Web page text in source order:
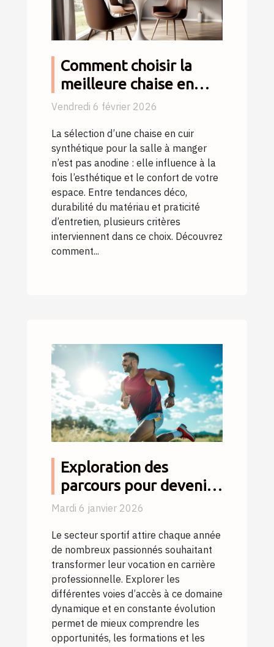
Comment choisir la
meilleure chaise en
cuir synthétique pour
Vendredi 6 février 2026
La sélection d’une chaise en cuir
synthétique pour la salle à manger
n’est pas anodine : elle influence à la
fois l’esthétique et le confort de votre
espace. Entre tendances déco,
durabilité du matériau et praticité
d’entretien, plusieurs critères
interviennent dans ce choix. Découvrez
comment...
Exploration des
parcours pour devenir
un professionnel
sportif
Mardi 6 janvier 2026
Le secteur sportif attire chaque année
de nombreux passionnés souhaitant
transformer leur vocation en carrière
professionnelle. Explorer les
différentes voies d’accès à ce domaine
dynamique et en constante évolution
permet de mieux comprendre les
opportunités, les formations et les